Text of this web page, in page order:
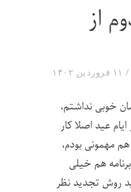
از
۱۱ فروردین ۱۴۰۲
خوبی نداشتم،
عید اصلا کار
مهمونی بودم،
هم خیلی
روش تجدید نظر